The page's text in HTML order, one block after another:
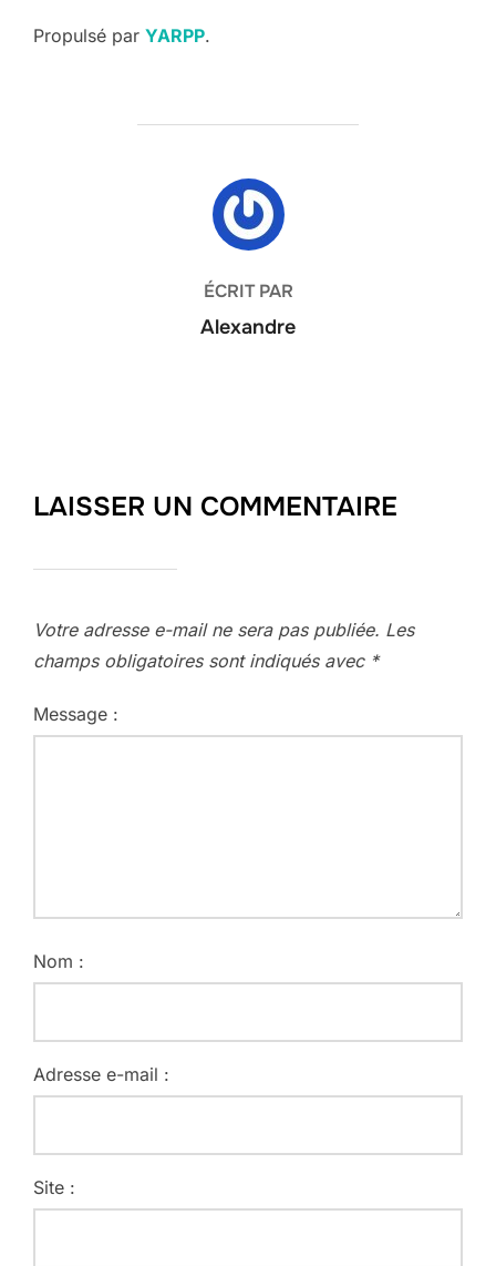
Propulsé par YARPP.
AUTEUR DE LA PUBLICATION
ÉCRIT PAR
Alexandre
LAISSER UN COMMENTAIRE
Votre adresse e-mail ne sera pas publiée. Les
champs obligatoires sont indiqués avec *
Message :
Nom :
Adresse e-mail :
Site :